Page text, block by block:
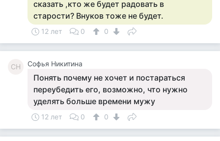
сказать ,кто же будет радовать в
старости? Внуков тоже не будет.
12 лет 0 0
СН Софья Никитина
Понять почему не хочет и постараться
переубедить его, возможно, что нужно
уделять больше времени мужу
12 лет 0 0